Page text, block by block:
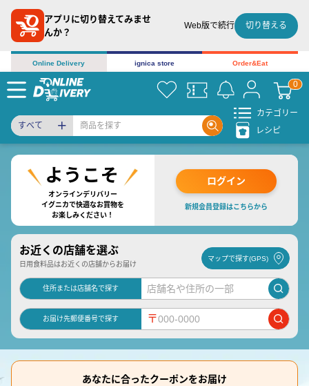
アプリに切り替えてみませ
んか？
Web版で続行 切り替える
Online Delivery ignica store Order&Eat
すべて
カテゴリー
レシピ
オンラインデリバリー
イグニカで快適なお買物を
お楽しみください！
ログイン
新規会員登録はこちらから
お近くの店舗を選ぶ
日用食料品はお近くの店舗からお届け
マップで探す(GPS)
住所または店舗名で探す
お届け先郵便番号で探す 〒
あなたに合ったクーポンをお届け